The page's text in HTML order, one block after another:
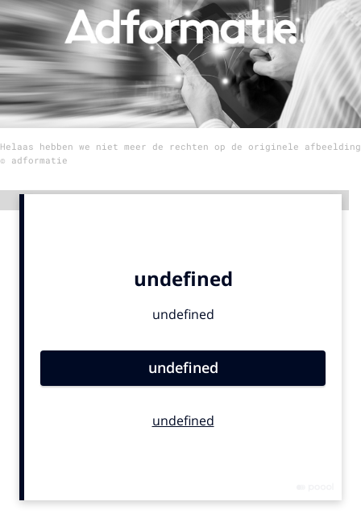
Menu
Home
9 sept: GenAI-training
12 nov: MarketingLive!
Adverteren
Campagnes
Data & Insights
Helaas hebben we niet meer de rechten op de originele afbeelding
© adformatie